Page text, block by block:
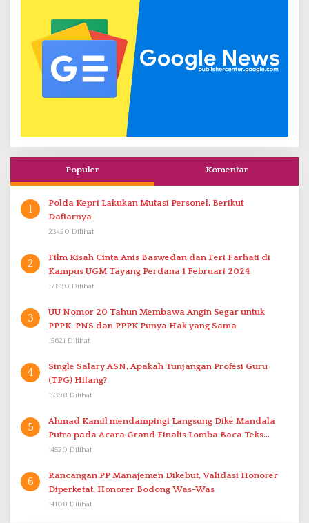
Populer Komentar
1
Polda Kepri Lakukan Mutasi Personel, Berikut
Daftarnya
23420 Dilihat
2
Film Kisah Cinta Anis Baswedan dan Feri Farhati di
Kampus UGM Tayang Perdana 1 Februari 2024
17830 Dilihat
3
UU Nomor 20 Tahun Membawa Angin Segar untuk
PPPK. PNS dan PPPK Punya Hak yang Sama
15621 Dilihat
4
Single Salary ASN, Apakah Tunjangan Profesi Guru
(TPG) Hilang?
15398 Dilihat
5
Ahmad Kamil mendampingi Langsung Dike Mandala
Putra pada Acara Grand Finalis Lomba Baca Teks
Proklamasi Mirip Bung Karno di Bali
14520 Dilihat
6
Rancangan PP Manajemen Dikebut, Validasi Honorer
Diperketat, Honorer Bodong Was-Was
14108 Dilihat